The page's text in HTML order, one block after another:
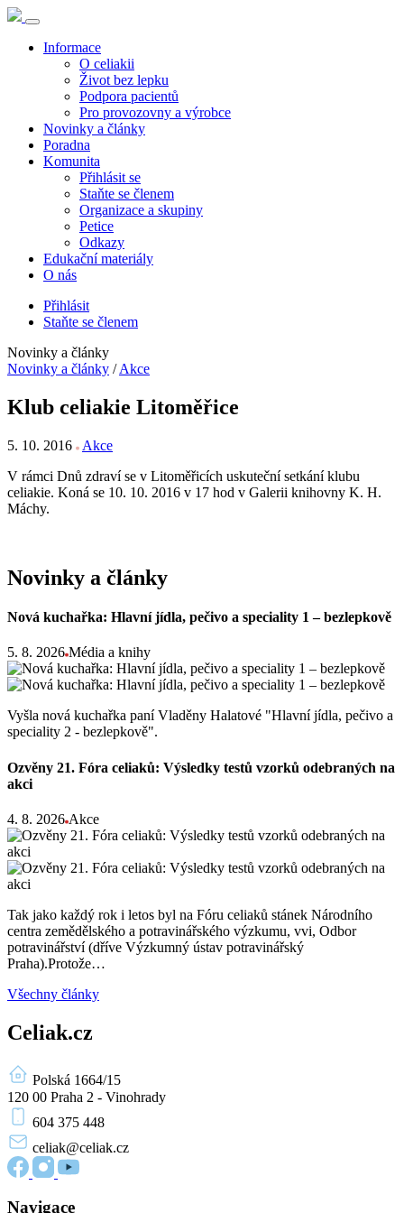
Informace
O celiakii
Život bez lepku
Podpora pacientů
Pro provozovny a výrobce
Novinky a články
Poradna
Komunita
Přihlásit se
Staňte se členem
Organizace a skupiny
Petice
Odkazy
Edukační materiály
O nás
Přihlásit
Staňte se členem
Novinky a články
Novinky a články / Akce
Klub celiakie Litoměřice
5. 10. 2016
Akce
V rámci Dnů zdraví se v Litoměřicích uskuteční setkání klubu
celiakie. Koná se 10. 10. 2016 v 17 hod v Galerii knihovny K. H.
Máchy.
Novinky a články
Nová kuchařka: Hlavní jídla, pečivo a speciality 1 – bezlepkově
5. 8. 2026 Média a knihy
Vyšla nová kuchařka paní Vladěny Halatové "Hlavní jídla, pečivo a
speciality 2 - bezlepkově".
Ozvěny 21. Fóra celiaků: Výsledky testů vzorků odebraných na
akci
4. 8. 2026 Akce
Tak jako každý rok i letos byl na Fóru celiaků stánek Národního
centra zemědělského a potravinářského výzkumu, vvi, Odbor
potravinářství (dříve Výzkumný ústav potravinářský
Praha).Protože…
Všechny články
Celiak.cz
Polská 1664/15
120 00 Praha 2 - Vinohrady
604 375 448
celiak@celiak.cz
Navigace